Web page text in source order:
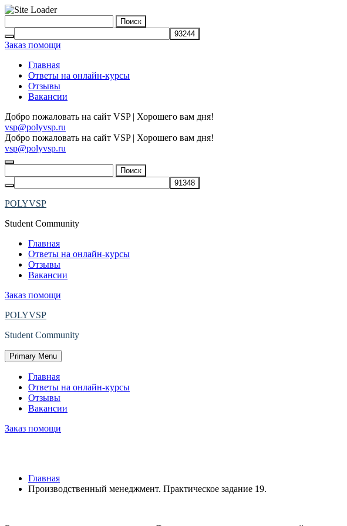
to
content
Заказ помощи
Главная
Ответы на онлайн-курсы
Отзывы
Вакансии
Добро пожаловать на сайт VSP | Хорошего вам дня!
vsp@polyvsp.ru
Добро пожаловать на сайт VSP | Хорошего вам дня!
vsp@polyvsp.ru
POLYVSP
Student Community
Главная
Ответы на онлайн-курсы
Отзывы
Вакансии
Заказ помощи
POLYVSP
Student Community
Primary Menu
Главная
Ответы на онлайн-курсы
Отзывы
Вакансии
Заказ помощи
Главная
Производственный менеджмент. Практическое задание 19.